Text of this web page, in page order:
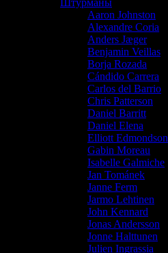
Aaron Johnston
Alexandre Coria
Anders Jæger
Benjamin Veillas
Borja Rozada
Cándido Carrera
Carlos del Barrio
Chris Patterson
Daniel Barritt
Daniel Elena
Elliott Edmondson
Gabin Moreau
Isabelle Galmiche
Jan Tománek
Janne Ferm
Jarmo Lehtinen
John Kennard
Jonas Andersson
Jonne Halttunen
Julien Ingrassia